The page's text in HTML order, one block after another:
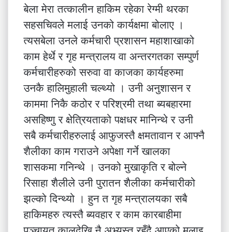
बेला मेरा तत्कालीन हाकिम रहेका रेग्मी थरका
सहसचिवले मलाई उनको कार्यक्षमा बोलाए ।
त्यसबेला उनले कर्मचारी प्रशासन महाशाखाको
काम हेर्थे र गृह मन्त्रालय वा अन्तरगतका सम्पुर्ण
कर्मचारीहरुको सरुवा वा काजका कार्यहरुमा
उनकै हालिमुहाली चल्थ्यो । उनी अनुशासन र
काममा निकै कठोर र परिश्रमी तथा ब्यबहारमा
असहिष्णु र क्षेत्रियताको पक्षधर मानिन्थे र उनी
सबै कर्मचारीहरुलाई आफुजस्तै क्षमतावान र आफ्नै
शैलीका काम गराउने अपेक्षा गर्ने खालका
शासकमा गनिन्थे । उनको मुखाकृति र बोल्ने
रिसाहा शैलीले उनी पुरातन शैलीका कर्मचारीको
झल्को दिन्थ्यो । हुन त गृह मन्त्रालयका सबै
हाकिमहरु त्यस्तै ब्यवहार र काम कारबाहीमा